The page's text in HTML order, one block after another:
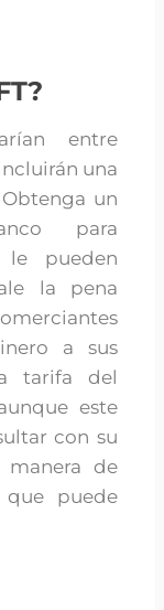
entre
una
un
para
le pueden
la pena
a sus
tarifa del
este
con su
manera de
puede